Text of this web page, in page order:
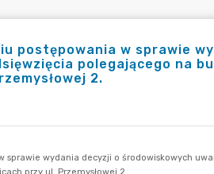
postępowania w sprawie
polegającego na
2.